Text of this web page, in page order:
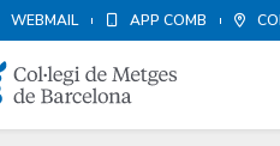
WEBMAIL APP COMB